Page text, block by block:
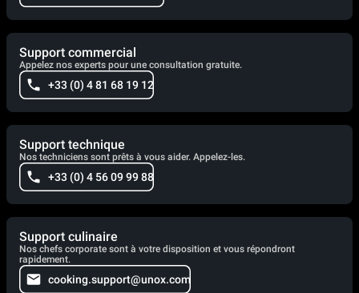
Support commercial
Appelez nos experts pour une consultation gratuite.
+33 (0) 4 81 68 19 12
Support technique
Nos techniciens sont prêts à vous aider. Appelez-les.
+33 (0) 4 56 09 99 88
Support culinaire
Nos chefs corporate sont à votre disposition et vous répondront
rapidement.
cooking.support@unox.com